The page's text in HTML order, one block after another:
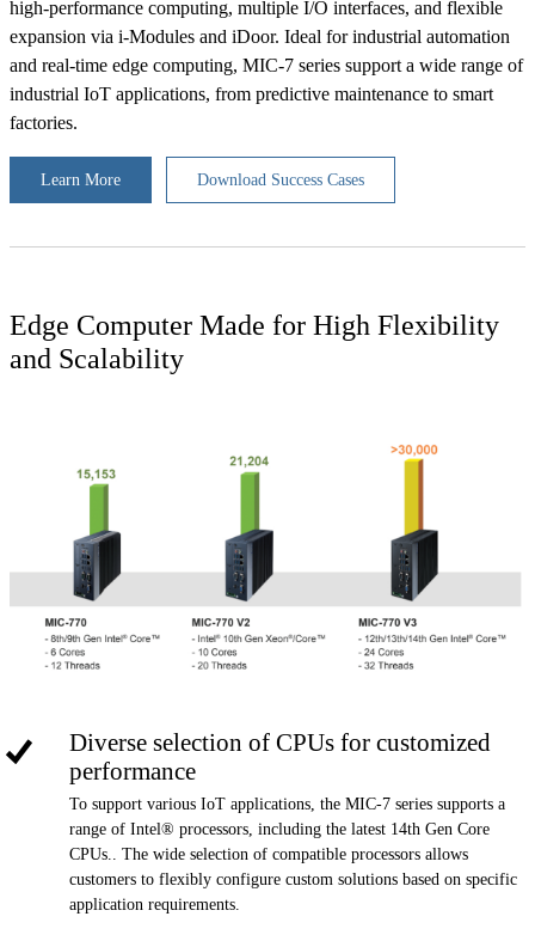
high-performance computing, multiple I/O interfaces, and flexible
expansion via i-Modules and iDoor. Ideal for industrial automation
and real-time edge computing, MIC-7 series support a wide range of
industrial IoT applications, from predictive maintenance to smart
factories.
Learn More Download Success Cases
Edge Computer Made for High Flexibility
and Scalability
Diverse selection of CPUs for customized
performance
To support various IoT applications, the MIC-7 series supports a
range of Intel® processors, including the latest 14th Gen Core
CPUs.. The wide selection of compatible processors allows
customers to flexibly configure custom solutions based on specific
application requirements.